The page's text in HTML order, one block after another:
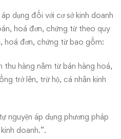
dụng đối với cơ sở kinh doanh
hoá đơn, chứng từ theo quy
hoá đơn, chứng từ bao gồm:
thu hàng năm từ bán hàng hoá,
trở lên, trừ hộ, cá nhân kinh
nguyện áp dụng phương pháp
doanh.”.